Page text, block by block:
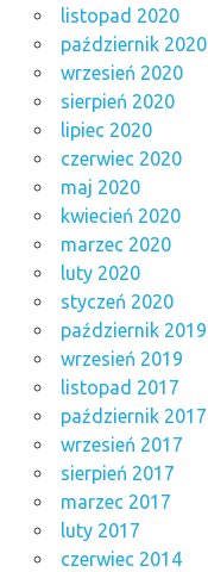
listopad 2020
październik 2020
wrzesień 2020
sierpień 2020
lipiec 2020
czerwiec 2020
maj 2020
kwiecień 2020
marzec 2020
luty 2020
styczeń 2020
październik 2019
wrzesień 2019
listopad 2017
październik 2017
wrzesień 2017
sierpień 2017
marzec 2017
luty 2017
czerwiec 2014